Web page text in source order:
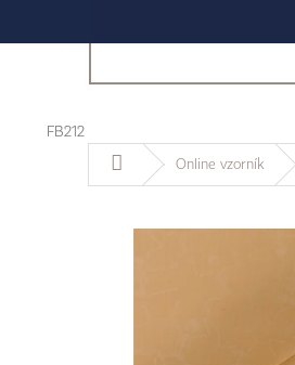
FB212
Domů Online vzorník